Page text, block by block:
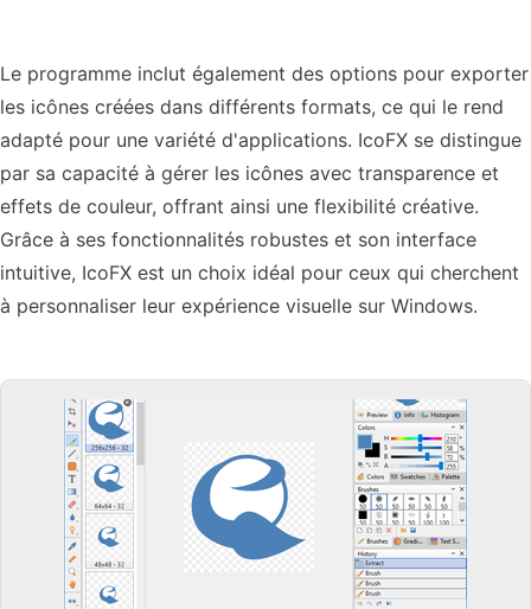
Le programme inclut également des options pour exporter
les icônes créées dans différents formats, ce qui le rend
adapté pour une variété d'applications. IcoFX se distingue
par sa capacité à gérer les icônes avec transparence et
effets de couleur, offrant ainsi une flexibilité créative.
Grâce à ses fonctionnalités robustes et son interface
intuitive, IcoFX est un choix idéal pour ceux qui cherchent
à personnaliser leur expérience visuelle sur Windows.